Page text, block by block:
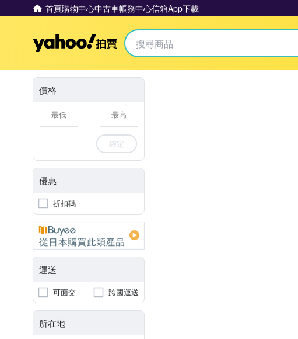
首頁購物中心中古車帳務中心信箱App下載
Yahoo拍賣
價格
-
確定
優惠
折扣碼
運送
可面交 跨國運送
所在地